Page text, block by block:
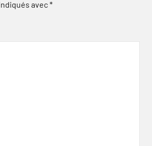
avec*